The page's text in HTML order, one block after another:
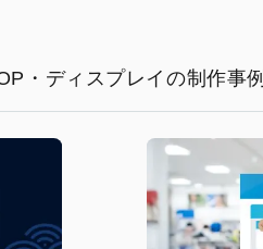
・ディスプレイの制作事例